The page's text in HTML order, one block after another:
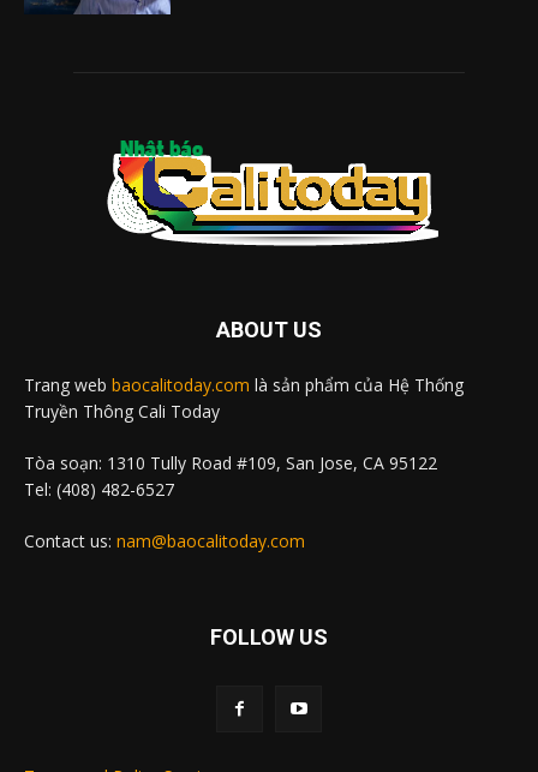
ABOUT US
Trang web baocalitoday.com là sản phẩm của Hệ Thống
Truyền Thông Cali Today
Tòa soạn: 1310 Tully Road #109, San Jose, CA 95122
Tel: (408) 482-6527
Contact us: nam@baocalitoday.com
FOLLOW US